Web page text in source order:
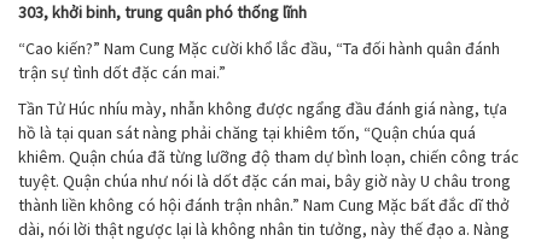
–
Ch
303
303, khởi binh, trung quân phó thống lĩnh
“Cao kiến?” Nam Cung Mặc cười khổ lắc đầu, “Ta đối hành quân đánh
trận sự tình dốt đặc cán mai.”
Tần Tử Húc nhíu mày, nhẫn không được ngẩng đầu đánh giá nàng, tựa
hồ là tại quan sát nàng phải chăng tại khiêm tốn, “Quận chúa quá
khiêm. Quận chúa đã từng lưỡng độ tham dự bình loạn, chiến công trác
tuyệt. Quận chúa như nói là dốt đặc cán mai, bây giờ này U châu trong
thành liền không có hội đánh trận nhân.” Nam Cung Mặc bất đắc dĩ thở
dài, nói lời thật ngược lại là không nhân tin tưởng, này thế đạo a. Nàng